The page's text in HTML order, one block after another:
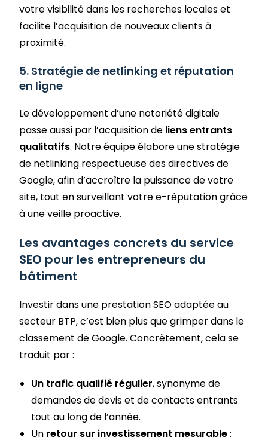
votre visibilité dans les recherches locales et
facilite l’acquisition de nouveaux clients à
proximité.
5. Stratégie de netlinking et réputation
en ligne
Le développement d’une notoriété digitale
passe aussi par l’acquisition de liens entrants
qualitatifs. Notre équipe élabore une stratégie
de netlinking respectueuse des directives de
Google, afin d’accroître la puissance de votre
site, tout en surveillant votre e-réputation grâce
à une veille proactive.
Les avantages concrets du service
SEO pour les entrepreneurs du
bâtiment
Investir dans une prestation SEO adaptée au
secteur BTP, c’est bien plus que grimper dans le
classement de Google. Concrètement, cela se
traduit par :
Un trafic qualifié régulier, synonyme de
demandes de devis et de contacts entrants
tout au long de l’année.
Un retour sur investissement mesurable: